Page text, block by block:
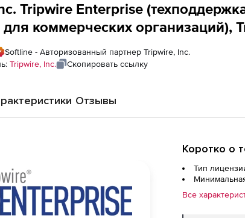
Tripwire Enterprise
коммерческих организаций),
Softline - Авторизованный партнер Tripwire, Inc.
Tripwire, Inc. Скопировать ссылку
Отзывы
Коротко о
Тип
Все